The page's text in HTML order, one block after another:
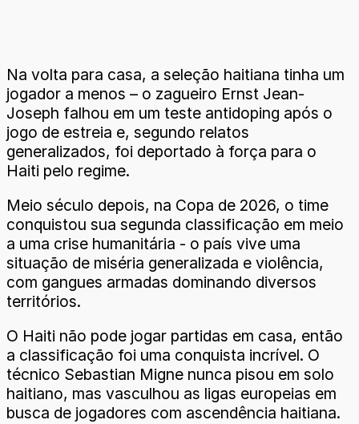
Na volta para casa, a seleção haitiana tinha um
jogador a menos – o zagueiro Ernst Jean-
Joseph falhou em um teste antidoping após o
jogo de estreia e, segundo relatos
generalizados, foi deportado à força para o
Haiti pelo regime.
Meio século depois, na Copa de 2026, o time
conquistou sua segunda classificação em meio
a uma crise humanitária - o país vive uma
situação de miséria generalizada e violência,
com gangues armadas dominando diversos
territórios.
O Haiti não pode jogar partidas em casa, então
a classificação foi uma conquista incrível. O
técnico Sebastian Migne nunca pisou em solo
haitiano, mas vasculhou as ligas europeias em
busca de jogadores com ascendência haitiana.